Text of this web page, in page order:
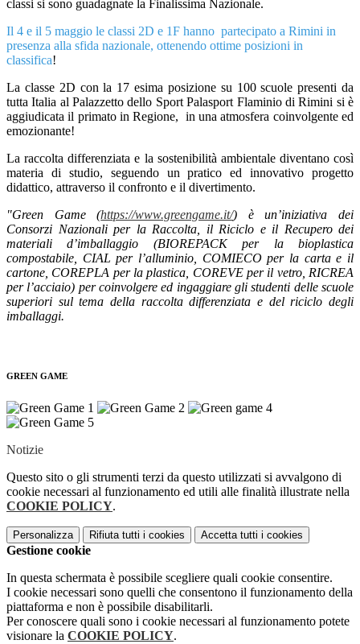
classi si sono guadagnate la Finalissima Nazionale.
Il 4 e il 5 maggio le classi 2D e 1F hanno partecipato a Rimini in
presenza alla sfida nazionale, ottenendo ottime posizioni in
classifica!
La classe 2D con la 17 esima posizione su 100 scuole presenti da
tutta Italia al Palazzetto dello Sport Palasport Flaminio di Rimini si è
aggiudicata il primato in Regione, in una atmosfera coinvolgente ed
emozionante!
La raccolta differenziata e la sostenibilità ambientale diventano così
materia di studio, seguendo un pratico ed innovativo progetto
didattico, attraverso il confronto e il divertimento.
"Green Game (https://www.greengame.it/) è un’iniziativa dei
Consorzi Nazionali per la Raccolta, il Riciclo e il Recupero dei
materiali d’imballaggio (BIOREPACK per la bioplastica
compostabile, CIAL per l’alluminio, COMIECO per la carta e il
cartone, COREPLA per la plastica, COREVE per il vetro, RICREA
per l’acciaio) per coinvolgere ed ingaggiare gli studenti delle scuole
superiori sul tema della raccolta differenziata e del riciclo degli
imballaggi.
GREEN GAME
Notizie
Questo sito o gli strumenti terzi da questo utilizzati si avvalgono di
cookie necessari al funzionamento ed utili alle finalità illustrate nella
COOKIE POLICY.
Personalizza Rifiuta tutti i cookies Accetta tutti i cookies
Gestione cookie
In questa schermata è possibile scegliere quali cookie consentire.
I cookie necessari sono quelli che consentono il funzionamento della
piattaforma e non è possibile disabilitarli.
Per conoscere quali sono i cookie necessari al funzionamento potete
visionare la COOKIE POLICY.